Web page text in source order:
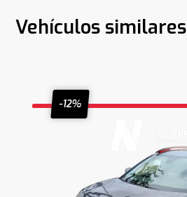
Vehículos similares
-12%